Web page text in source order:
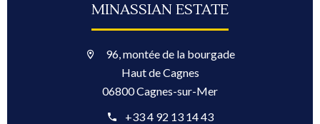
MINASSIAN ESTATE
96, montée de la bourgade
Haut de Cagnes
06800 Cagnes-sur-Mer
+33 4 92 13 14 43